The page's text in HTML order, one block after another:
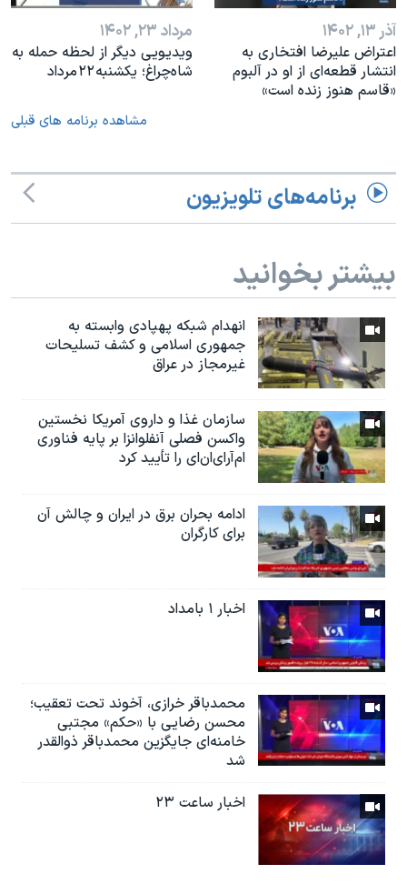
آذر ۱۳, ۱۴۰۲
اعتراض علیرضا افتخاری به
انتشار قطعه‌ای از او در آلبوم
«قاسم هنوز زنده است»
مرداد ۲۳, ۱۴۰۲
ویدیویی دیگر از لحظه حمله به
شاه‌چراغ؛ یکشنبه ۲۲ مرداد
مشاهده برنامه های قبلی
برنامه‌های تلویزیون
بیشتر بخوانید
انهدام شبکه پهپادی وابسته به
جمهوری اسلامی و کشف تسلیحات
غیرمجاز در عراق
سازمان غذا و داروی آمریکا نخستین
واکسن فصلی آنفلوانزا بر پایه فناوری
ام‌آر‌ای‌ان‌ای را تأیید کرد
ادامه بحران برق در ایران و چالش آن
برای کارگران
اخبار ۱ بامداد
محمدباقر خرازی، آخوند تحت تعقیب؛
محسن رضایی با «حکم» مجتبی
خامنه‌ای جایگزین محمدباقر ذوالقدر
شد
اخبار ساعت ۲۳